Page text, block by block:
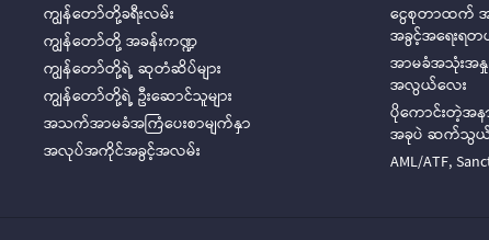
ကျွန်တော်တို့ခရီးလမ်း
ကျွန်တော်တို့ အခန်းကဏ္ဍ
ကျွန်တော်တို့ရဲ့ ဆုတံဆိပ်များ
ကျွန်တော်တို့ရဲ့ ဦးဆောင်သူများ
အသက်အာမခံအကြံပေးစာမျက်နှာ
အလုပ်အကိုင်အခွင့်အလမ်း
ငွေစုတာထက်
အခွင့်အရေးရ
အာမခံအသုံးအ
အလွယ်လေး
ပိုကောင်းတဲ့အ
အခုပဲ ဆက်သွ
AML/ATF,